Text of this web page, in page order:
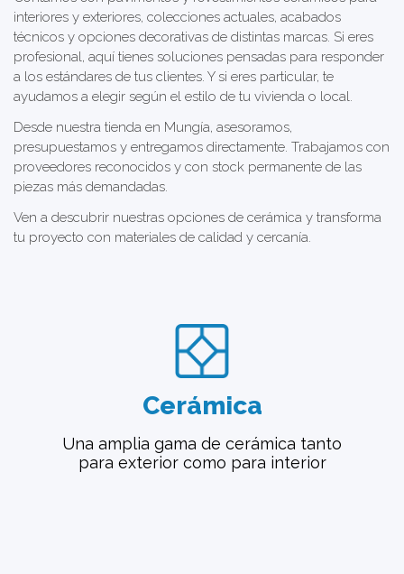
interiores y exteriores, colecciones actuales, acabados
técnicos y opciones decorativas de distintas marcas. Si eres
profesional, aquí tienes soluciones pensadas para responder
a los estándares de tus clientes. Y si eres particular, te
ayudamos a elegir según el estilo de tu vivienda o local.
Desde nuestra tienda en Mungía, asesoramos,
presupuestamos y entregamos directamente. Trabajamos con
proveedores reconocidos y con stock permanente de las
piezas más demandadas.
Ven a descubrir nuestras opciones de cerámica y transforma
tu proyecto con materiales de calidad y cercanía.
Cerámica
Una amplia gama de cerámica tanto
para exterior como para interior